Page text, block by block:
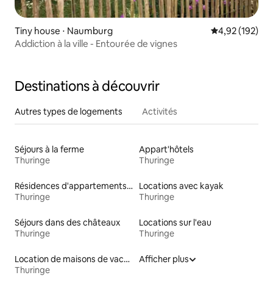
Tiny house ⋅ Naumburg Évaluation
4,92 (192)
Addiction à la ville - Entourée de vignes
Destinations à découvrir
Autres types de logements Activités
Séjours à la ferme
Thuringe
Appart'hôtels
Thuringe
Résidences d'appartements en location
Thuringe
Locations avec kayak
Thuringe
Séjours dans des châteaux
Thuringe
Locations sur l'eau
Thuringe
Location de maisons de vacances
Thuringe
Afficher plus